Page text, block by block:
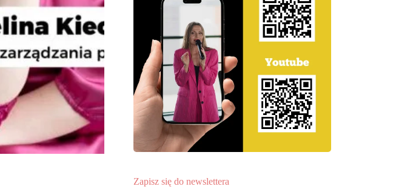
Zapisz się do newslettera